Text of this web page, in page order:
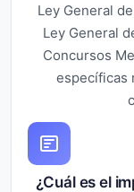
Ley General
Ley General
Concursos
específicas
¿Cuál es el